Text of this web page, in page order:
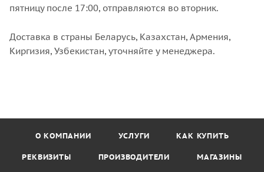
пятницу после 17:00, отправляются во вторник.
Доставка в страны Беларусь, Казахстан, Армения,
Киргизия, Узбекистан, уточняйте у менеджера.
О КОМПАНИИ УСЛУГИ КАК КУПИТЬ
РЕКВИЗИТЫ ПРОИЗВОДИТЕЛИ МАГАЗИНЫ